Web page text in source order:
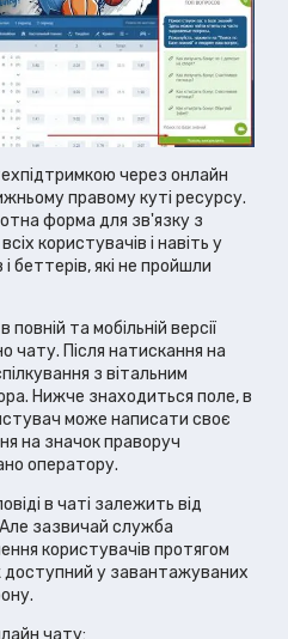
через онлайн
правому куті ресурсу.
форма для зв'язку з
користувачів і навіть у
беттерів, які не пройшли
та мобільній версії
чату. Після натискання на
з вітальним
Нижче знаходиться поле, в
може написати своє
на значок праворуч
оператору.
в чаті залежить від
зазвичай служба
користувачів протягом
доступний у завантажуваних
чату: